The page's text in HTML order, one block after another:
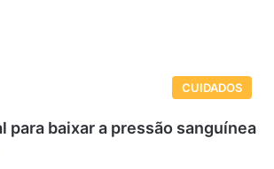
CUIDADOS
para baixar a pressão sanguínea